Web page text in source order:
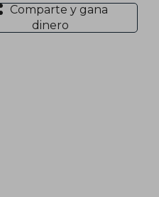
Comparte y gana
dinero